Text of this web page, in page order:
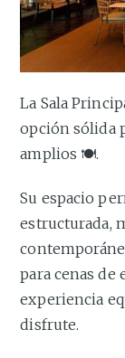
La Sala
opción sólida
amplios 🍽️.
Su espacio
estructurada,
para cenas de
experiencia
disfrute.